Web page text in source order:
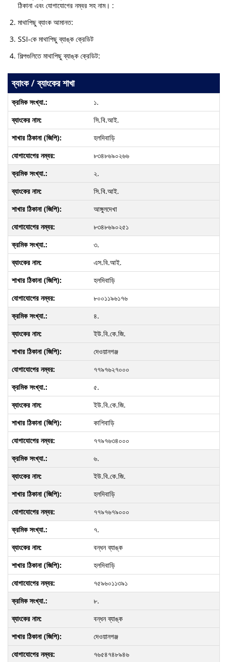
ঠিকানা এবং যোগাযোগের নম্বর সহ নাম। :
মাথাপিছু ব্যাংক আমানত:
SSI-কে মাথাপিছু ব্যাঙ্ক ক্রেডিট
শিল্পগুলিতে মাথাপিছু ব্যাঙ্ক ক্রেডিট:
ব্যাংক / ব্যাংকের শাখা
১.
সি.বি.আই.
হলদিবাড়ি
৮৩৪৮৬৯০২৬৬
২.
সি.বি.আই.
আঙ্গুলদেখা
৮৩৪৮৬৯০২৫১
৩.
এস.বি.আই.
হলদিবাড়ি
৮০০১১৯৬১৭৬
৪.
ইউ.বি.কে.জি.
দেওয়ানগঞ্জ
৭৭৯৭৬২৭০০০
৫.
ইউ.বি.কে.জি.
কাশিবাড়ি
৭৭৯৭৬৩৪০০০
৬.
ইউ.বি.কে.জি.
হলদিবাড়ি
৭৭৯৭৬৭৯০০০
৭.
বন্ধন ব্যাঙ্ক
হলদিবাড়ি
৭৫৯৬০১১৩৯১
৮.
বন্ধন ব্যাঙ্ক
দেওয়ানগঞ্জ
৭৬৫৪৭৪৮৯৪৬